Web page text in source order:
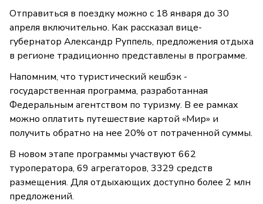
Отправиться в поездку можно с 18 января до 30
апреля включительно. Как рассказал вице-
губернатор Александр Руппель, предложения отдыха
в регионе традиционно представлены в программе.
Напомним, что туристический кешбэк -
государственная программа, разработанная
Федеральным агентством по туризму. В ее рамках
можно оплатить путешествие картой «Мир» и
получить обратно на нее 20% от потраченной суммы.
В новом этапе программы участвуют 662
туроператора, 69 агрегаторов, 3329 средств
размещения. Для отдыхающих доступно более 2 млн
предложений.